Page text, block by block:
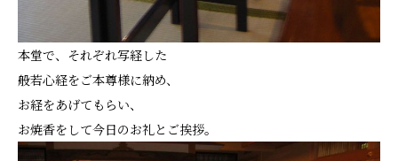
本堂で、それぞれ写経した
般若心経をご本尊様に納め、
お経をあげてもらい、
お焼香をして今日のお礼とご挨拶。